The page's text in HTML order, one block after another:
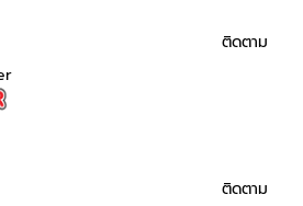
ติดตาม
ติดตาม